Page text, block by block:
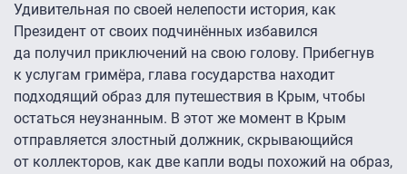
Удивительная по своей нелепости история, как
Президент от своих подчинённых избавился
да получил приключений на свою голову. Прибегнув
к услугам гримёра, глава государства находит
подходящий образ для путешествия в Крым, чтобы
остаться неузнанным. В этот же момент в Крым
отправляется злостный должник, скрывающийся
от коллекторов, как две капли воды похожий на образ,